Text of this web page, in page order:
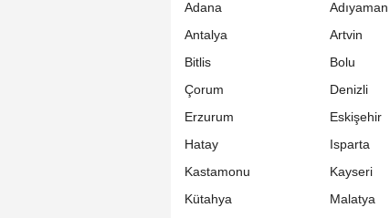
Adana Adıyaman
Antalya
Artvin
Bitlis
Bolu
Çorum
Denizli
Erzurum
Eskişehir
Hatay
Isparta
Kastamonu
Kayseri
Kütahya
Malatya